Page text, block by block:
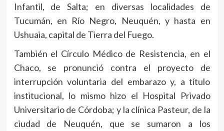
Infantil, de Salta; en diversas localidades de
Tucumán, en Río Negro, Neuquén, y hasta en
Ushuaia, capital de Tierra del Fuego.
También el Círculo Médico de Resistencia, en el
Chaco, se pronunció contra el proyecto de
interrupción voluntaria del embarazo y, a título
institucional, lo mismo hizo el Hospital Privado
Universitario de Córdoba; y la clínica Pasteur, de la
ciudad de Neuquén, que se sumaron a los